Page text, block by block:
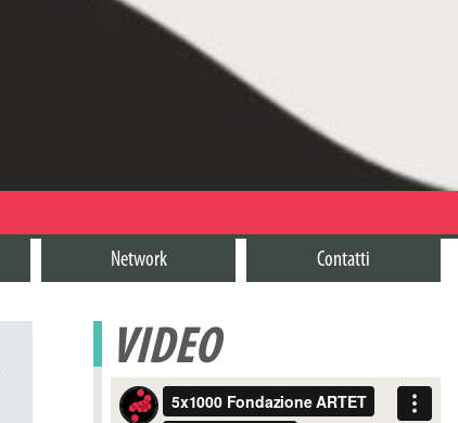
Network Contatti
VIDEO
Video
Player